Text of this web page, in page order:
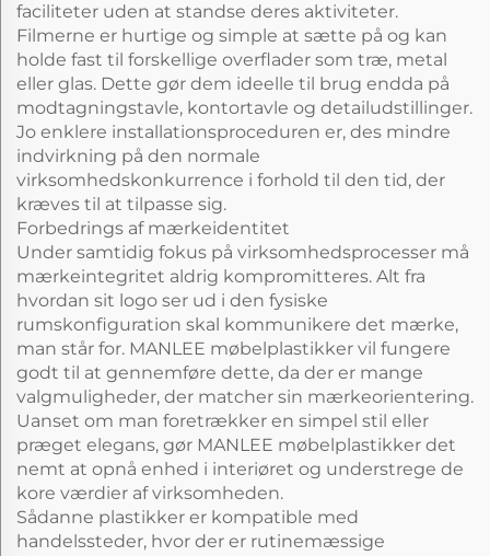
faciliteter uden at standse deres aktiviteter.
Filmerne er hurtige og simple at sætte på og kan
holde fast til forskellige overflader som træ, metal
eller glas. Dette gør dem ideelle til brug endda på
modtagningstavle, kontortavle og detailudstillinger.
Jo enklere installationsproceduren er, des mindre
indvirkning på den normale
virksomhedskonkurrence i forhold til den tid, der
kræves til at tilpasse sig.
Forbedrings af mærkeidentitet
Under samtidig fokus på virksomhedsprocesser må
mærkeintegritet aldrig kompromitteres. Alt fra
hvordan sit logo ser ud i den fysiske
rumskonfiguration skal kommunikere det mærke,
man står for. MANLEE møbelplastikker vil fungere
godt til at gennemføre dette, da der er mange
valgmuligheder, der matcher sin mærkeorientering.
Uanset om man foretrækker en simpel stil eller
præget elegans, gør MANLEE møbelplastikker det
nemt at opnå enhed i interiøret og understrege de
kore værdier af virksomheden.
Sådanne plastikker er kompatible med
handelssteder, hvor der er rutinemæssige